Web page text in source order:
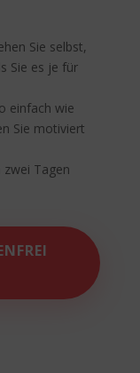
Sie selbst,
Sie es je für
einfach wie
Sie motiviert
zwei Tagen